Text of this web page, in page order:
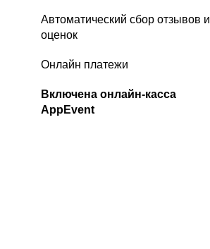
Автоматический сбор отзывов и
оценок
Онлайн платежи
Включена онлайн-касса
AppEvent